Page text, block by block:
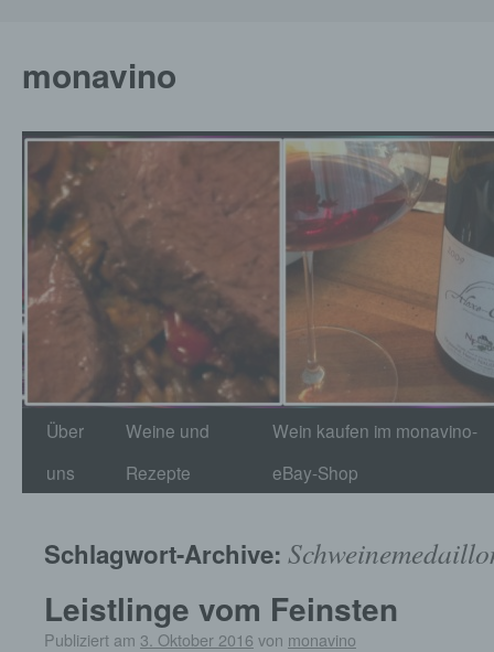
monavino
Zum
Inhalt
Über
uns
Weine und
Rezepte
Wein kaufen im monavino-
eBay-Shop
Schlagwort-Archive:
Leistlinge vom Feinsten
Publiziert am 3. Oktober 2016 von monavino